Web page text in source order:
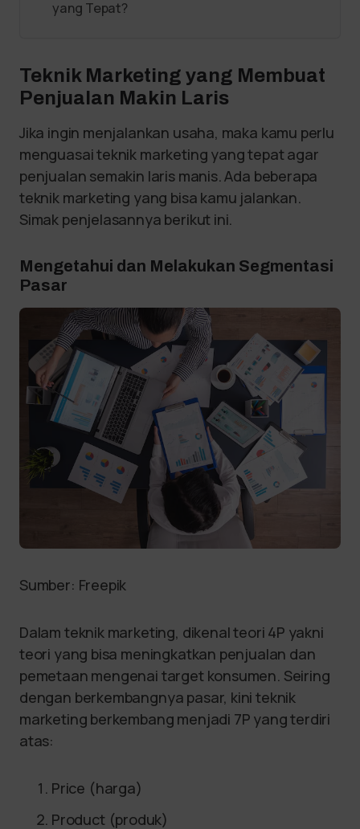
yang Tepat?
Teknik Marketing yang Membuat
Penjualan Makin Laris
Jika ingin menjalankan usaha, maka kamu perlu
menguasai teknik marketing yang tepat agar
penjualan semakin laris manis. Ada beberapa
teknik marketing yang bisa kamu jalankan.
Simak penjelasannya berikut ini.
Mengetahui dan Melakukan Segmentasi
Pasar
Sumber: Freepik
Dalam teknik marketing, dikenal teori 4P yakni
teori yang bisa meningkatkan penjualan dan
pemetaan mengenai target konsumen. Seiring
dengan berkembangnya pasar, kini teknik
marketing berkembang menjadi 7P yang terdiri
atas:
Price (harga)
Product (produk)